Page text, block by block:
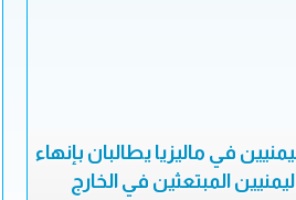
في ماليزيا يطالبان بإنهاء
المبتعثين في الخارج